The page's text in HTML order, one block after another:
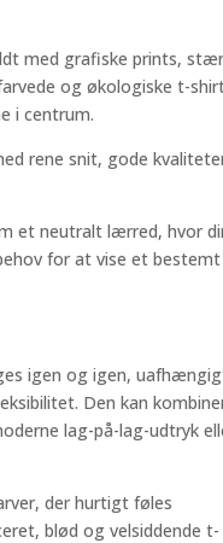
med grafiske prints,
og økologiske t-
i centrum.
rene snit, gode
et neutralt lærred, hvor
for at vise et bestemt
igen og igen,
Den kan
lag-på-lag-udtryk
der hurtigt føles
blød og velsiddende t-